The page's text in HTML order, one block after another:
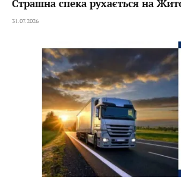
Страшна спека рухається на
31.07.2026